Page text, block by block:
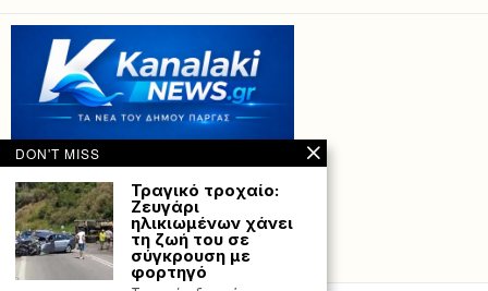
Powered with by Hostville”)
DON'T MISS
Τραγικό τροχαίο:
Ζευγάρι
ηλικιωμένων χάνει
τη ζωή του σε
σύγκρουση με
φορτηγό